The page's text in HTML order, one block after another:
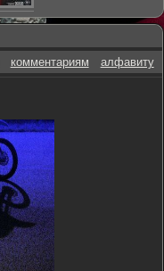
комментариям алфавиту